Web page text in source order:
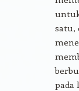
satu,
pada